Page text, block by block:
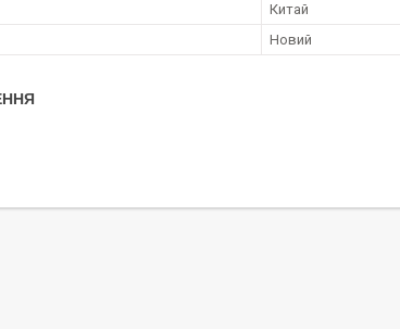
Китай
Новий